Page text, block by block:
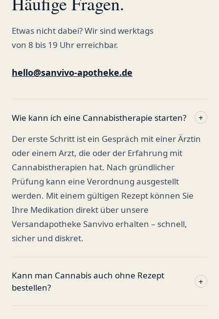
Etwas nicht dabei? Wir sind werktags
von 8 bis 19 Uhr erreichbar.
hello@sanvivo-apotheke.de
Wie kann ich eine Cannabistherapie starten?
+
Der erste Schritt ist ein Gespräch mit einer Ärztin
oder einem Arzt, die oder der Erfahrung mit
Cannabistherapien hat. Nach gründlicher
Prüfung kann eine Verordnung ausgestellt
werden. Mit einem gültigen Rezept können Sie
Ihre Medikation direkt über unsere
Versandapotheke Sanvivo erhalten – schnell,
sicher und diskret.
Kann man Cannabis auch ohne Rezept
bestellen?
+